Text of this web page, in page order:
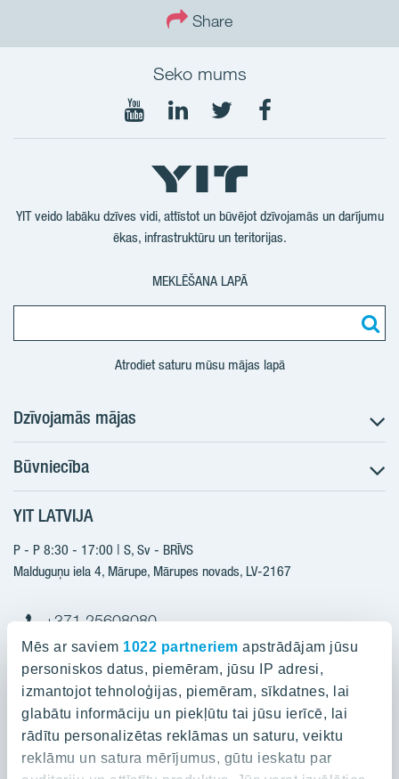
Mēs ar saviem 1022 partneriem apstrādājam jūsu
personiskos datus, piemēram, jūsu IP adresi,
izmantojot tehnoloģijas, piemēram, sīkdatnes, lai
glabātu informāciju un piekļūtu tai jūsu ierīcē, lai
rādītu personalizētas reklāmas un saturu, veiktu
reklāmu un satura mērījumus, gūtu ieskatu par
Share
Seko mums
Seko
mums
YouTube
Seko
mums
LinkedIn
Seko
mums
Twtitter
Seko
YIT veido labāku dzīves vidi, attīstot un būvējot dzīvojamās un darījumu
ēkas, infrastruktūru un teritorijas.
MEKLĒŠANA LAPĀ
Atrodiet saturu mūsu mājas lapā
Dzīvojamās mājas
Meklēt dzīvokli
Nākotnes projekti
Pārdošanas informācija
YIT Plus
Kontakti
Būvniecība
Būvniecība
Jaunie projekti
Realizētie projekti
YIT LATVIJA
P - P 8:30 - 17:00 | S, Sv - BRĪVS
Malduguņu iela 4, Mārupe, Mārupes novads, LV-2167
+371 25608080
yitmajas@yit.lv
Projekti
Silvas nami